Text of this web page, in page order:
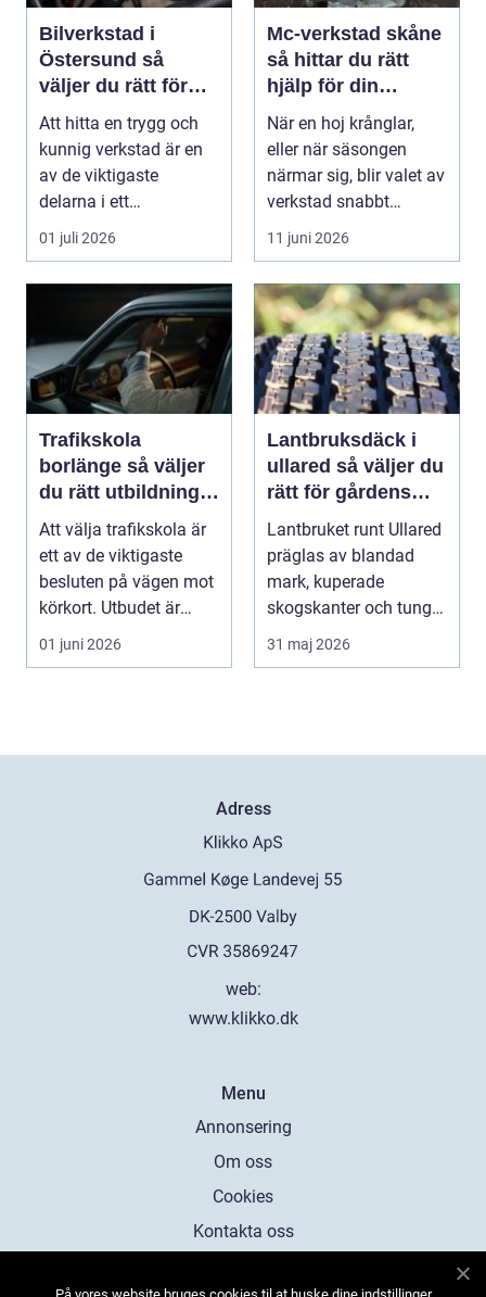
Bilverkstad i
Östersund så
väljer du rätt för
din bil
Att hitta en trygg och
kunnig verkstad är en
av de viktigaste
delarna i ett
problemfritt bilägande.
01 juli 2026
Mc-verkstad skåne
så hittar du rätt
hjälp för din
motorcykel
När en hoj krånglar,
eller när säsongen
närmar sig, blir valet av
verkstad snabbt
avgörande. En MC-v...
11 juni 2026
Trafikskola
borlänge så väljer
du rätt utbildning
mot körkort
Att välja trafikskola är
ett av de viktigaste
besluten på vägen mot
körkort. Utbudet är
stort, prise...
01 juni 2026
Lantbruksdäck i
ullared så väljer du
rätt för gårdens
behov
Lantbruket runt Ullared
präglas av blandad
mark, kuperade
skogskanter och tunga
arbetsmoment.
Däckva...
31 maj 2026
Adress
web:
www.klikko.dk
Menu
Annonsering
Om oss
Cookies
Kontakta oss